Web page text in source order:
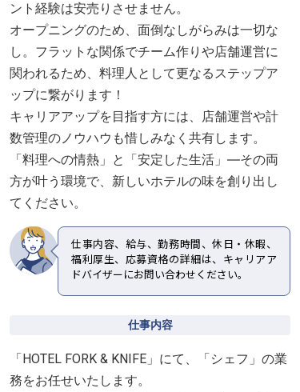
ント経験は安売りさせません。
オープニングのため、面倒なしがらみは一切な
し。フラットな関係でチーム作りや店舗運営に
関われるため、料理人として更なるステップア
ップに繋がります！
キャリアアップを目指す方には、店舗運営や計
数管理のノウハウも惜しみなく共有します。
「料理への情熱」と「安定した生活」―その両
方が叶う環境で、新しいホテルの味を創り出し
てください。
仕事内容、給与、勤務時間、休日・休暇、
福利厚生、応募資格の詳細は、キャリアア
ドバイザーにお問い合わせください。
仕事内容
「HOTEL FORK & KNIFE」にて、「シェフ」の業
務をお任せいたします。